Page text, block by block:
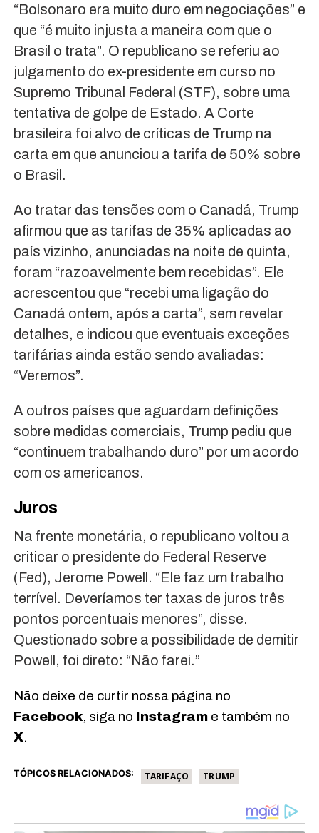
“Bolsonaro era muito duro em negociações” e
que “é muito injusta a maneira com que o
Brasil o trata”. O republicano se referiu ao
julgamento do ex-presidente em curso no
Supremo Tribunal Federal (STF), sobre uma
tentativa de golpe de Estado. A Corte
brasileira foi alvo de críticas de Trump na
carta em que anunciou a tarifa de 50% sobre
o Brasil.
Ao tratar das tensões com o Canadá, Trump
afirmou que as tarifas de 35% aplicadas ao
país vizinho, anunciadas na noite de quinta,
foram “razoavelmente bem recebidas”. Ele
acrescentou que “recebi uma ligação do
Canadá ontem, após a carta”, sem revelar
detalhes, e indicou que eventuais exceções
tarifárias ainda estão sendo avaliadas:
“Veremos”.
A outros países que aguardam definições
sobre medidas comerciais, Trump pediu que
“continuem trabalhando duro” por um acordo
com os americanos.
Juros
Na frente monetária, o republicano voltou a
criticar o presidente do Federal Reserve
(Fed), Jerome Powell. “Ele faz um trabalho
terrível. Deveríamos ter taxas de juros três
pontos porcentuais menores”, disse.
Questionado sobre a possibilidade de demitir
Powell, foi direto: “Não farei.”
Não deixe de curtir nossa página no
Facebook, siga no Instagrame também no
X.
TÓPICOS RELACIONADOS: TARIFAÇO TRUMP